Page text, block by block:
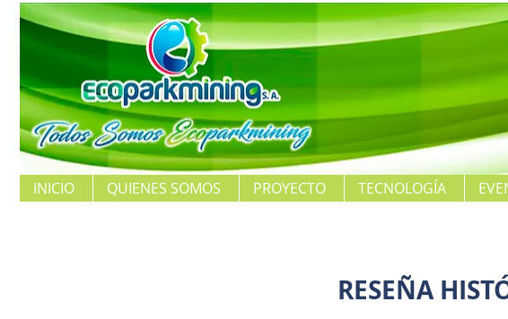
INICIO QUIENES SOMOS PROYECTO TECNOLOGÍA
RESEÑA